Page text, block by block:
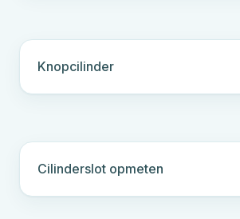
Knopcilinder
Cilinderslot opmeten